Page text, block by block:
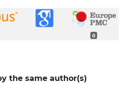
0
the same author(s)